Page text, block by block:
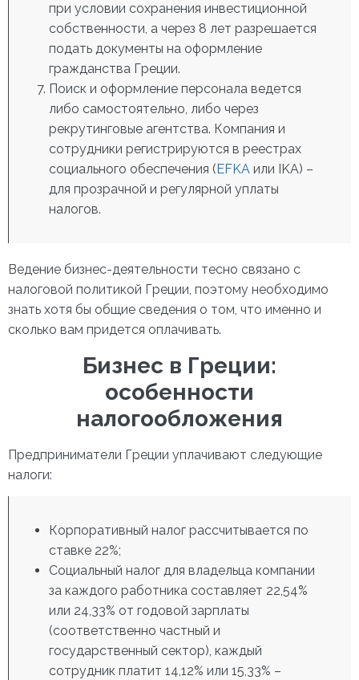
при условии сохранения инвестиционной
собственности, а через 8 лет разрешается
подать документы на оформление
гражданства Греции.
Поиск и оформление персонала ведется
либо самостоятельно, либо через
рекрутинговые агентства. Компания и
сотрудники регистрируются в реестрах
социального обеспечения (EFKA или IKA) –
для прозрачной и регулярной уплаты
налогов.
Ведение бизнес-деятельности тесно связано с
налоговой политикой Греции, поэтому необходимо
знать хотя бы общие сведения о том, что именно и
сколько вам придется оплачивать.
Бизнес в Греции:
особенности
налогообложения
Предприниматели Греции уплачивают следующие
налоги:
Корпоративный налог рассчитывается по
ставке 22%;
Социальный налог для владельца компании
за каждого работника составляет 22,54%
или 24,33% от годовой зарплаты
(соответственно частный и
государственный сектор), каждый
сотрудник платит 14,12% или 15,33% –